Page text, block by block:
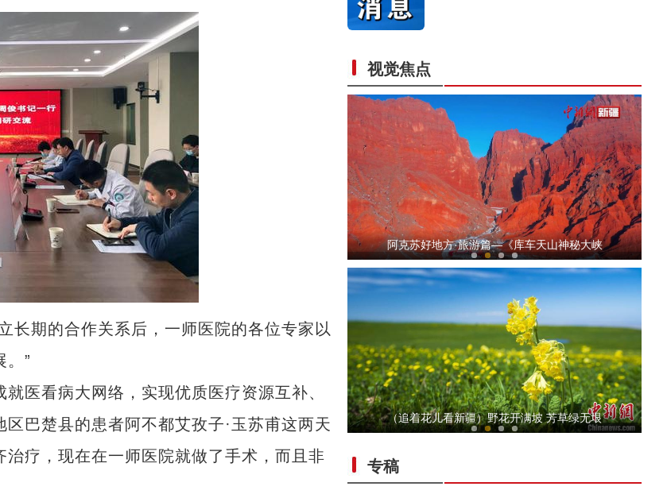
期的合作关系后，一师医院的各位专家以
。”
看病大网络，实现优质医疗资源互补、
巴楚县的患者阿不都艾孜子·玉苏甫这两天
疗，现在在一师医院就做了手术，而且非
视觉焦点
当四大名著经典曲目邂逅新疆舞，会擦出怎样
阿克苏好地方·旅游篇—《库车天山神秘大峡
【非遗之美】这些艺术品都很甜
（追着花儿看新疆）野花开满坡 芳草绿无垠
专稿